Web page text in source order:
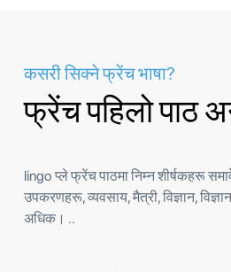
कसरी सिक्ने फ्रेंच भाषा?
फ्रेंच पहिलो पाठ
lingo प्ले फ्रेंच पाठमा निम्न शीर्षकहरू
उपकरणहरू, व्यवसाय, मैत्री, विज्ञान,
अधिक। ..